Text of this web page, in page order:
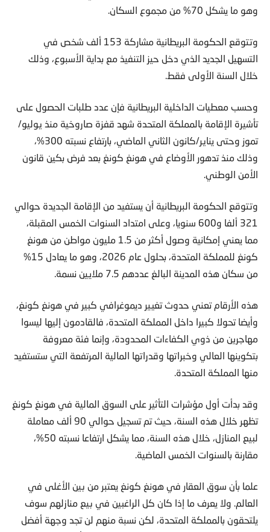
وهو ما يشكل 70% من مجموع السكان.
وتتوقع الحكومة البريطانية مشاركة 153 ألف شخص في
التسهيل الجديد الذي دخل حيز التنفيذ مع بداية الأسبوع، وذلك
خلال السنة الأولى فقط.
وحسب معطيات الداخلية البريطانية فإن عدد طلبات الحصول على
تأشيرة الإقامة بالمملكة المتحدة شهد قفزة صاروخية منذ يوليو/
تموز وحتى يناير/كانون الثاني الماضي، بارتفاع نسبته 300%،
وذلك منذ تدهور الأوضاع في هونغ كونغ بعد فرض بكين قانون
الأمن الوطني.
وتتوقع الحكومة البريطانية أن يستفيد من الإقامة الجديدة حوالي
321 ألفا و600 سنويا، وعلى امتداد السنوات الخمس المقبلة،
مما يعني إمكانية وصول أكثر من 1.5 مليون مواطن من هونغ
كونغ للمملكة المتحدة، بحلول عام 2026، وهو ما يعادل 15%
من سكان هذه المدينة البالغ عددهم 7.5 ملايين نسمة.
هذه الأرقام تعني حدوث تغيير ديموغرافي كبير في هونغ كونغ،
وأيضا تحولا كبيرا داخل المملكة المتحدة، فالقادمون إليها ليسوا
مهاجرين من ذوي الكفاءات المحدودة، وإنما فئة معروفة
بتكوينها العالي وخبراتها وقدراتها المالية المرتفعة التي ستستفيد
منها المملكة المتحدة.
وقد بدأت أول مؤشرات التأثير على السوق المالية في هونغ كونغ
تظهر خلال هذه السنة، حيث تم تسجيل حوالي 90 ألف معاملة
لبيع المنازل، خلال هذه السنة، مما يشكل ارتفاعا نسبته 50%،
مقارنة بالسنوات الخمس الماضية.
علما بأن سوق العقار في هونغ كونغ يعتبر من بين الأغلى في
العالم. ولا يعرف ما إذا كان كل الراغبين في بيع منازلهم سوف
يلتحقون بالمملكة المتحدة، لكن نسبة منهم لن تجد وجهة أفضل